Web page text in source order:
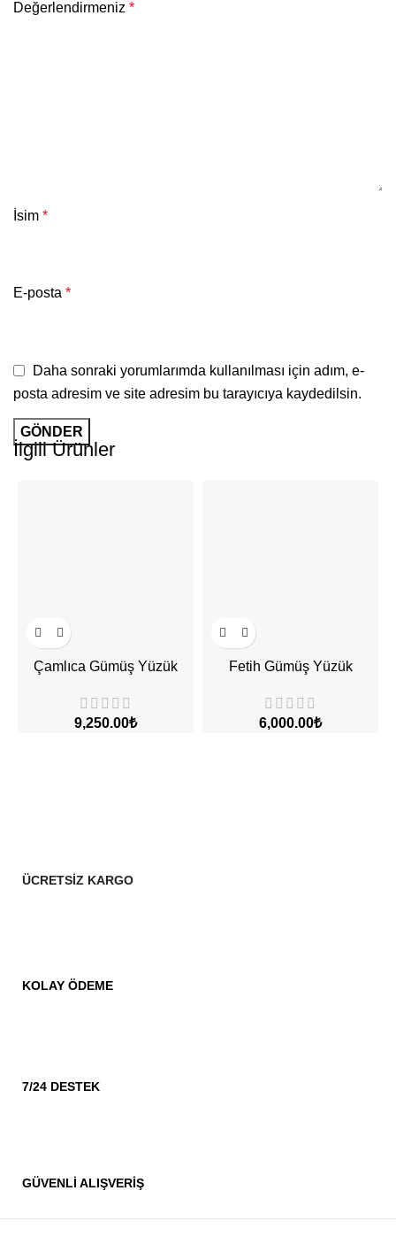
Değerlendirmeniz *
İsim *
E-posta *
Daha sonraki yorumlarımda kullanılması için adım, e-
posta adresim ve site adresim bu tarayıcıya kaydedilsin.
İlgili Ürünler
Çamlıca Gümüş Yüzük
9,250.00₺
Fetih Gümüş Yüzük
6,000.00₺
ÜCRETSİZ KARGO
KOLAY ÖDEME
7/24 DESTEK
GÜVENLİ ALIŞVERİŞ